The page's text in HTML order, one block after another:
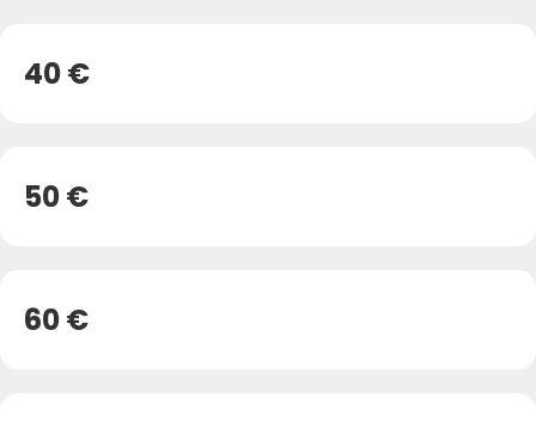
40 €
50 €
60 €